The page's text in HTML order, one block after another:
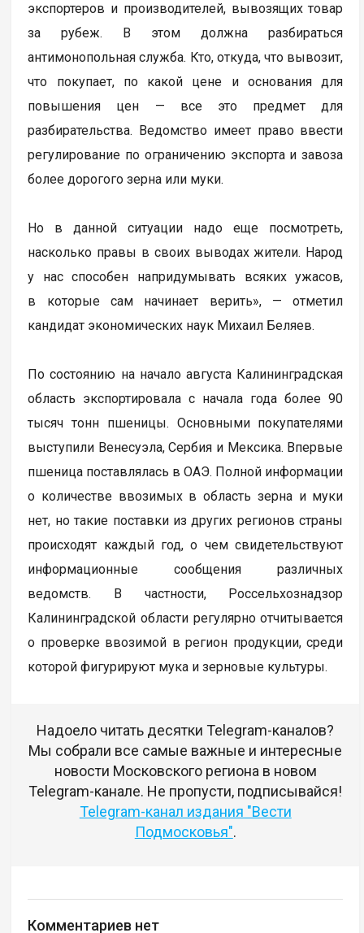
экспортеров и производителей, вывозящих товар
за рубеж. В этом должна разбираться
антимонопольная служба. Кто, откуда, что вывозит,
что покупает, по какой цене и основания для
повышения цен — все это предмет для
разбирательства. Ведомство имеет право ввести
регулирование по ограничению экспорта и завоза
более дорогого зерна или муки.
Но в данной ситуации надо еще посмотреть,
насколько правы в своих выводах жители. Народ
у нас способен напридумывать всяких ужасов,
в которые сам начинает верить», — отметил
кандидат экономических наук Михаил Беляев.
По состоянию на начало августа Калининградская
область экспортировала с начала года более 90
тысяч тонн пшеницы. Основными покупателями
выступили Венесуэла, Сербия и Мексика. Впервые
пшеница поставлялась в ОАЭ. Полной информации
о количестве ввозимых в область зерна и муки
нет, но такие поставки из других регионов страны
происходят каждый год, о чем свидетельствуют
информационные сообщения различных
ведомств. В частности, Россельхознадзор
Калининградской области регулярно отчитывается
о проверке ввозимой в регион продукции, среди
которой фигурируют мука и зерновые культуры.
Надоело читать десятки Telegram-каналов?
Мы собрали все самые важные и интересные
новости Московского региона в новом
Telegram-канале. Не пропусти, подписывайся!
Telegram-канал издания "Вести
Подмосковья".
Комментариев нет